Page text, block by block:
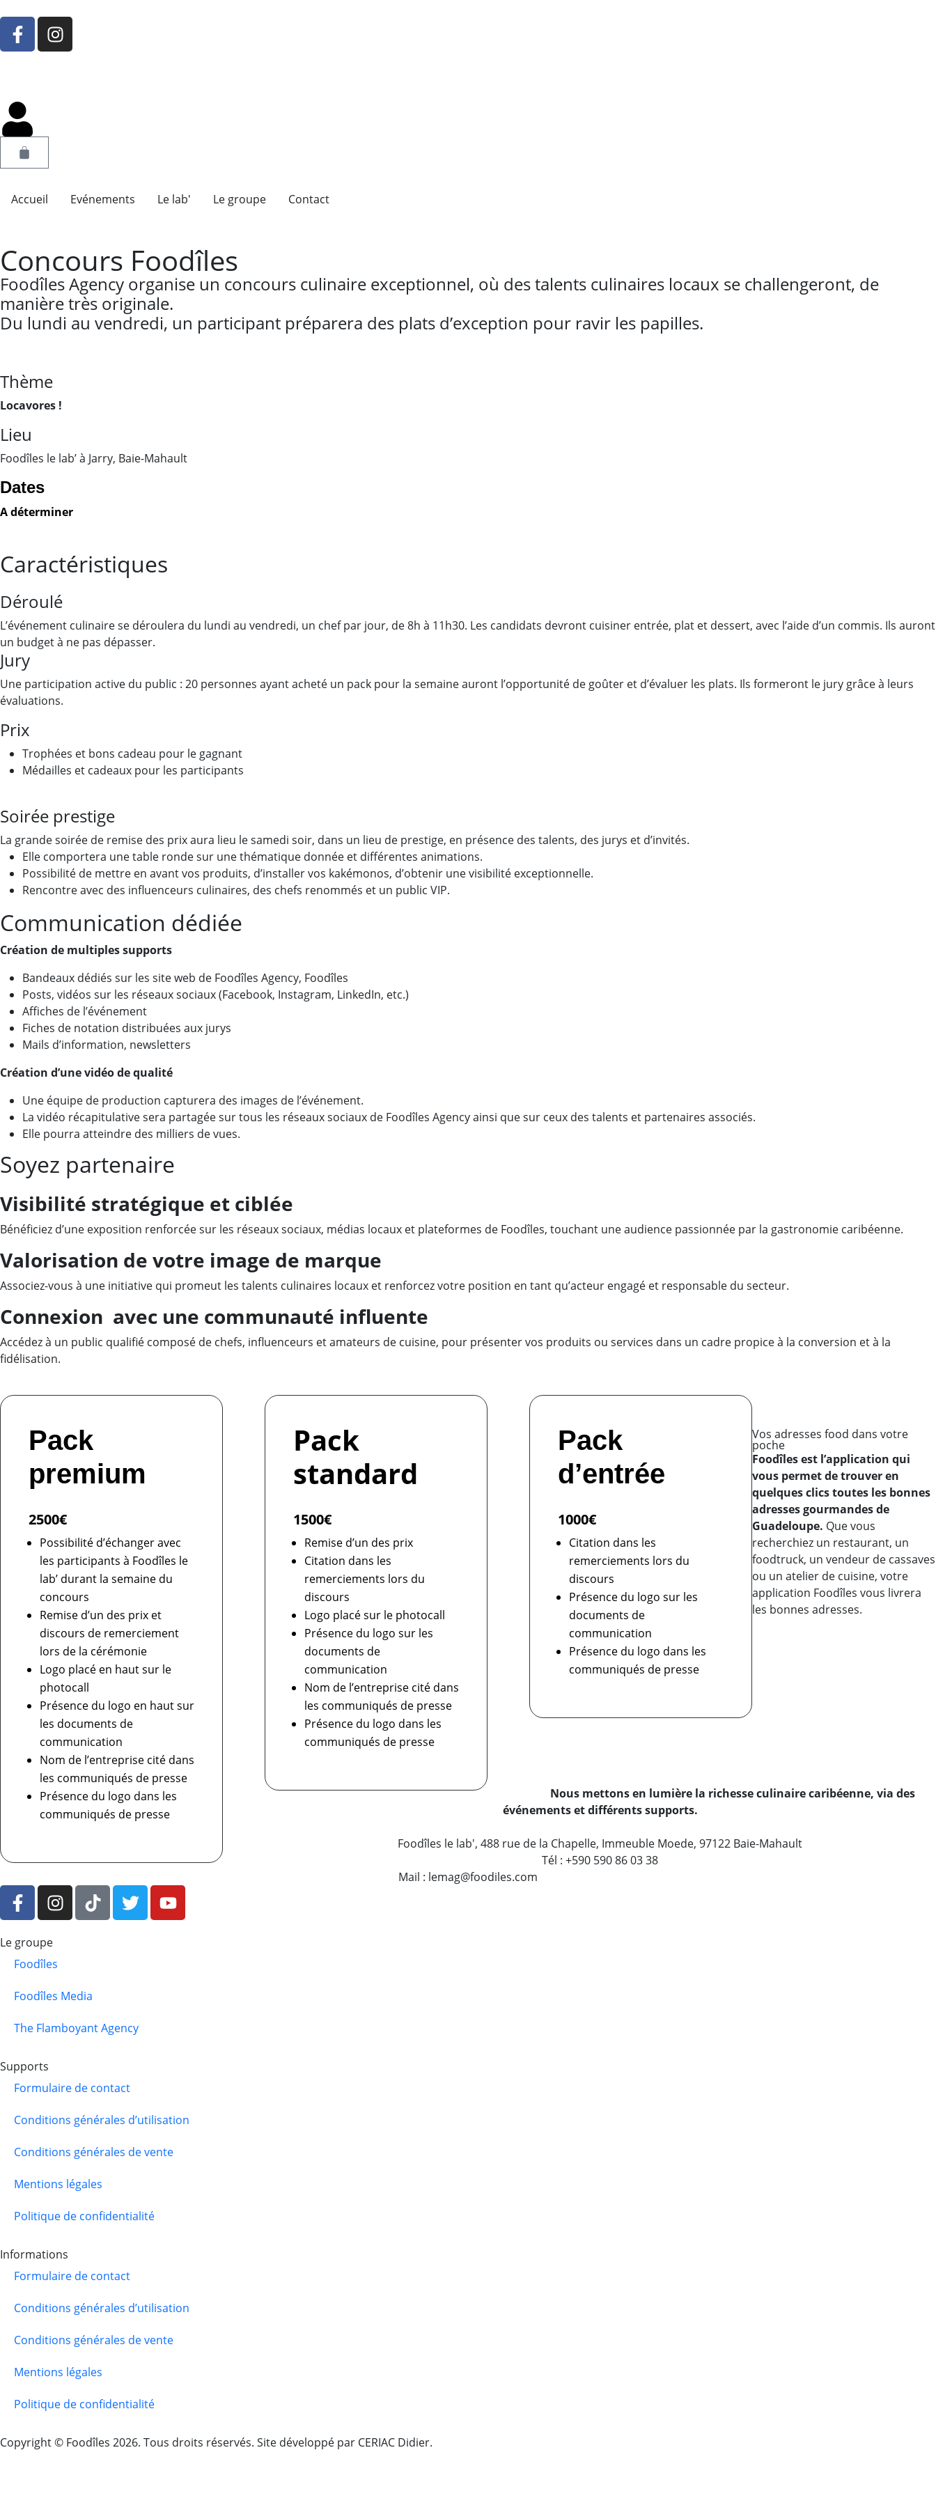
Accueil Evénements Le lab' Le groupe Contact
Concours Foodîles
Foodîles Agency organise un concours culinaire exceptionnel, où des talents culinaires locaux se challengeront, de
manière très originale.
Du lundi au vendredi, un participant préparera des plats d’exception pour ravir les papilles.
Thème
Locavores !
Lieu
Foodîles le lab’ à Jarry, Baie-Mahault
Dates
A déterminer
Caractéristiques
Déroulé
L’événement culinaire se déroulera du lundi au vendredi, un chef par jour, de 8h à 11h30. Les candidats devront cuisiner entrée, plat et dessert, avec l’aide d’un commis. Ils auront
un budget à ne pas dépasser.
Jury
Une participation active du public : 20 personnes ayant acheté un pack pour la semaine auront l’opportunité de goûter et d’évaluer les plats. Ils formeront le jury grâce à leurs
évaluations.
Prix
Trophées et bons cadeau pour le gagnant
Médailles et cadeaux pour les participants
Soirée prestige
La grande soirée de remise des prix aura lieu le samedi soir, dans un lieu de prestige, en présence des talents, des jurys et d’invités.
Elle comportera une table ronde sur une thématique donnée et différentes animations.
Possibilité de mettre en avant vos produits, d’installer vos kakémonos, d’obtenir une visibilité exceptionnelle.
Rencontre avec des influenceurs culinaires, des chefs renommés et un public VIP.
Communication dédiée
Création de multiples supports
Bandeaux dédiés sur les site web de Foodîles Agency, Foodîles
Posts, vidéos sur les réseaux sociaux (Facebook, Instagram, LinkedIn, etc.)
Affiches de l’événement
Fiches de notation distribuées aux jurys
Mails d’information, newsletters
Création d’une vidéo de qualité
Une équipe de production capturera des images de l’événement.
La vidéo récapitulative sera partagée sur tous les réseaux sociaux de Foodîles Agency ainsi que sur ceux des talents et partenaires associés.
Elle pourra atteindre des milliers de vues.
Soyez partenaire
Visibilité stratégique et ciblée
Bénéficiez d’une exposition renforcée sur les réseaux sociaux, médias locaux et plateformes de Foodîles, touchant une audience passionnée par la gastronomie caribéenne.
Valorisation de votre image de marque
Associez-vous à une initiative qui promeut les talents culinaires locaux et renforcez votre position en tant qu’acteur engagé et responsable du secteur.
Connexion avec une communauté influente
Accédez à un public qualifié composé de chefs, influenceurs et amateurs de cuisine, pour présenter vos produits ou services dans un cadre propice à la conversion et à la
fidélisation.
Pack
premium
2500€
Possibilité d’échanger avec
les participants à Foodîles le
lab’ durant la semaine du
concours
Remise d’un des prix et
discours de remerciement
lors de la cérémonie
Logo placé en haut sur le
photocall
Présence du logo en haut sur
les documents de
communication
Nom de l’entreprise cité dans
les communiqués de presse
Présence du logo dans les
communiqués de presse
Pack
standard
1500€
Remise d’un des prix
Citation dans les
remerciements lors du
discours
Logo placé sur le photocall
Présence du logo sur les
documents de
communication
Nom de l’entreprise cité dans
les communiqués de presse
Présence du logo dans les
communiqués de presse
Pack
d’entrée
1000€
Citation dans les
remerciements lors du
discours
Présence du logo sur les
documents de
communication
Présence du logo dans les
communiqués de presse
Vos adresses food dans votre
poche
Foodîles est l’application qui
vous permet de trouver en
quelques clics toutes les bonnes
adresses gourmandes de
Guadeloupe. Que vous
recherchiez un restaurant, un
foodtruck, un vendeur de cassaves
ou un atelier de cuisine, votre
application Foodîles vous livrera
les bonnes adresses.
Nous mettons en lumière la richesse culinaire caribéenne, via des
événements et différents supports.
Foodîles le lab', 488 rue de la Chapelle, Immeuble Moede, 97122 Baie-Mahault
Tél : +590 590 86 03 38
Mail : lemag@foodiles.com
Le groupe
Foodîles
Foodîles Media
The Flamboyant Agency
Supports
Formulaire de contact
Conditions générales d’utilisation
Conditions générales de vente
Mentions légales
Politique de confidentialité
Informations
Formulaire de contact
Conditions générales d’utilisation
Conditions générales de vente
Mentions légales
Politique de confidentialité
Copyright © Foodîles 2026. Tous droits réservés. Site développé par CERIAC Didier.